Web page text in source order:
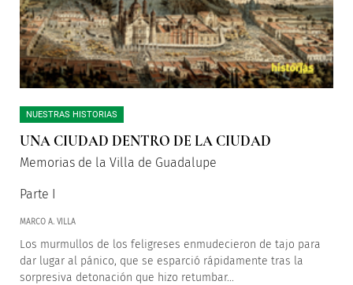
NUESTRAS HISTORIAS
UNA CIUDAD DENTRO DE LA CIUDAD
Memorias de la Villa de Guadalupe
Parte I
MARCO A. VILLA
Los murmullos de los feligreses enmudecieron de tajo para
dar lugar al pánico, que se esparció rápidamente tras la
sorpresiva detonación que hizo retumbar...